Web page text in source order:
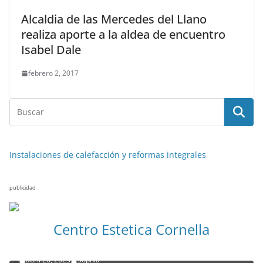
Alcaldia de las Mercedes del Llano
realiza aporte a la aldea de encuentro
Isabel Dale
febrero 2, 2017
Instalaciones de calefacción y reformas integrales
publicidad
Centro Estetica Cornella
abril 28, 2023 Sophia